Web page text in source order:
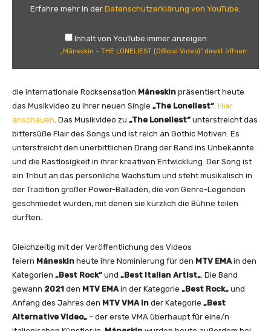
H
E
O
S
Erfahre mehr in der Datenschutzerklärung von YouTube
Inhalt von YouTube immer anzeigen
„Måneskin – THE LONELIEST (Official Video)“ direkt öffnen
die internationale Rocksensation Måneskin präsentiert heute
das Musikvideo zu ihrer neuen Single „The Loneliest“ Hier
anschauen . Das Musikvideo zu „The Loneliest“ unterstreicht das
bittersüße Flair des Songs und ist reich an Gothic Motiven. Es
unterstreicht den unerbittlichen Drang der Band ins Unbekannte
und die Rastlosigkeit in ihrer kreativen Entwicklung. Der Song ist
ein Tribut an das persönliche Wachstum und steht musikalisch in
der Tradition großer Power-Balladen, die von Genre-Legenden
geschmiedet wurden, mit denen sie kürzlich die Bühne teilen
durften.
Gleichzeitig mit der Veröffentlichung des Videos
feiern Måneskin heute ihre Nominierung für den MTV EMA in den
Kategorien „Best Rock“ und „Best Italian Artist„ . Die Band
gewann 2021 den MTV EMA in der Kategorie „Best Rock„ und
Anfang des Jahres den MTV VMA in der Kategorie „Best
Alternative Video„ – der erste VMA überhaupt für eine/n